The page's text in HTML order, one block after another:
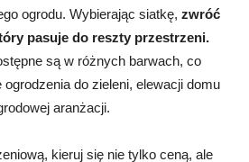
ogrodu. Wybierając siatkę, zwróć
pasuje do reszty przestrzeni.
są w różnych barwach, co
do zieleni, elewacji domu
aranżacji.
kieruj się nie tylko ceną, ale